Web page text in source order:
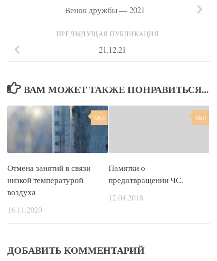
Венок дружбы — 2021
ПРЕДЫДУЩАЯ ПУБЛИКАЦИЯ
21.12.21
ВАМ МОЖЕТ ТАКЖЕ ПОНРАВИТЬСЯ...
0
Отмена занятий в связи
низкой температурой
воздуха
16.11.2020
0
Памятки о
предотвращении ЧС.
12.04.2018
ДОБАВИТЬ КОММЕНТАРИЙ